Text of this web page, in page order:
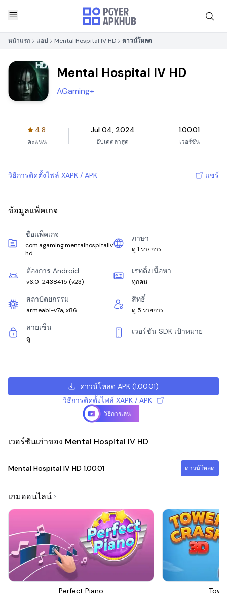
หน้าแรก แอป Mental Hospital IV HD ดาวน์โหลด
Mental Hospital IV HD
AGaming+
4.8
คะแนน
Jul 04, 2024
อัปเดตล่าสุด
1.00.01
เวอร์ชัน
วิธีการติดตั้งไฟล์ XAPK / APK แชร์
ข้อมูลแพ็คเกจ
ชื่อแพ็คเกจ
com.agaming.mentalhospitaliv
hd
ภาษา
ดู 1 รายการ
ต้องการ Android
v6.0-2438415 (v23)
เรทติ้งเนื้อหา
ทุกคน
สถาปัตยกรรม
armeabi-v7a, x86
สิทธิ์
ดู 5 รายการ
ลายเซ็น
ดู
เวอร์ชัน SDK เป้าหมาย
ดาวน์โหลด APK (1.00.01)
วิธีการติดตั้งไฟล์ XAPK / APK
วิธีการเล่น
เวอร์ชันเก่าของ Mental Hospital IV HD
Mental Hospital IV HD 1.00.01 ดาวน์โหลด
เกมออนไลน์
Perfect Piano